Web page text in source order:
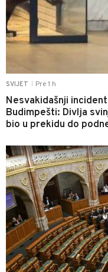
SVIJET Pre 1 h
Nesvakidašnji
Budimpešti: Divlja
bio u prekidu do